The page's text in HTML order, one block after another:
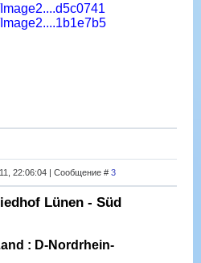
22:06:04 | Сообщение # 3
Lünen - Süd
: D-Nordrhein-